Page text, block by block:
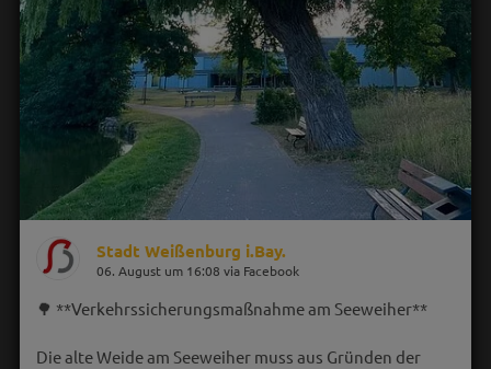
Stadt Weißenburg i.Bay.
06. August um 16:08 via Facebook
🌳 **Verkehrssicherungsmaßnahme am Seeweiher**
Die alte Weide am Seeweiher muss aus Gründen der